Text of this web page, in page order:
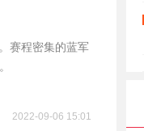
赛程密集的蓝军
2022-09-06 15:01